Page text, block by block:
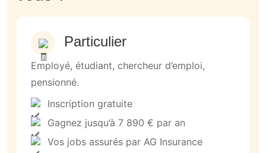
Particulier
Employé, étudiant, chercheur d’emploi,
pensionné.
Inscription gratuite
Gagnez jusqu’à 7 890 € par an
Vos jobs assurés par AG Insurance